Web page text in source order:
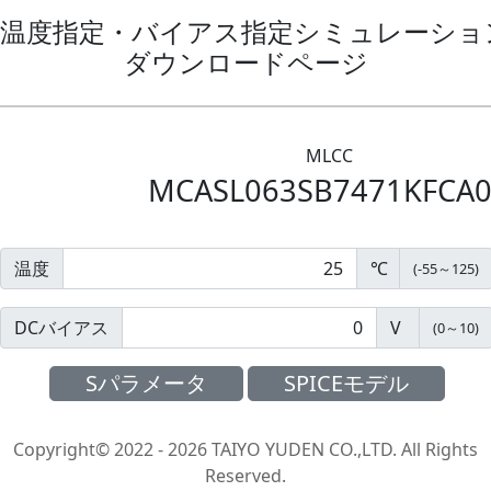
温度指定・バイアス指定シミュレーシ
ダウンロードページ
MLCC
温度 ℃ (-55～ 125)
DCバイアス V (0～ 10)
Sパラメータ SPICEモデル
Copyright© 2022 - 2026 TAIYO YUDEN CO.,LTD. All Rights
Reserved.